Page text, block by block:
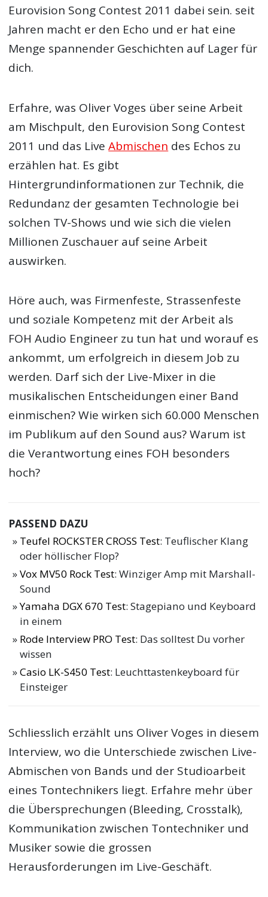
Eurovision Song Contest 2011 dabei sein. seit
Jahren macht er den Echo und er hat eine
Menge spannender Geschichten auf Lager für
dich.
Erfahre, was Oliver Voges über seine Arbeit
am Mischpult, den Eurovision Song Contest
2011 und das LiveAbmischen des Echos zu
erzählen hat. Es gibt
Hintergrundinformationen zur Technik, die
Redundanz der gesamten Technologie bei
solchen TV-Shows und wie sich die vielen
Millionen Zuschauer auf seine Arbeit
auswirken.
Höre auch, was Firmenfeste, Strassenfeste
und soziale Kompetenz mit der Arbeit als
FOH Audio Engineer zu tun hat und worauf es
ankommt, um erfolgreich in diesem Job zu
werden. Darf sich der Live-Mixer in die
musikalischen Entscheidungen einer Band
einmischen? Wie wirken sich 60.000 Menschen
im Publikum auf den Sound aus? Warum ist
die Verantwortung eines FOH besonders
hoch?
PASSEND DAZU
Teufel ROCKSTER CROSS Test: Teuflischer Klang
oder höllischer Flop?
Vox MV50 Rock Test: Winziger Amp mit Marshall-
Sound
Yamaha DGX 670 Test: Stagepiano und Keyboard
in einem
Rode Interview PRO Test: Das solltest Du vorher
wissen
Casio LK-S450 Test: Leuchttastenkeyboard für
Einsteiger
Schliesslich erzählt uns Oliver Voges in diesem
Interview, wo die Unterschiede zwischen Live-
Abmischen von Bands und der Studioarbeit
eines Tontechnikers liegt. Erfahre mehr über
die Übersprechungen (Bleeding, Crosstalk),
Kommunikation zwischen Tontechniker und
Musiker sowie die grossen
Herausforderungen im Live-Geschäft.